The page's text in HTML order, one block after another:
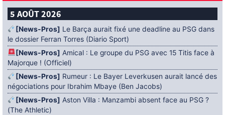
5 AOÛT 2026
[News-Pros] Le Barça aurait fixé une deadline au PSG dans
le dossier Ferran Torres (Diario Sport)
[News-Pros] Amical : Le groupe du PSG avec 15 Titis face à
Majorque ! (Officiel)
[News-Pros] Rumeur : Le Bayer Leverkusen aurait lancé des
négociations pour Ibrahim Mbaye (Ben Jacobs)
[News-Pros] Aston Villa : Manzambi absent face au PSG ?
(The Athletic)